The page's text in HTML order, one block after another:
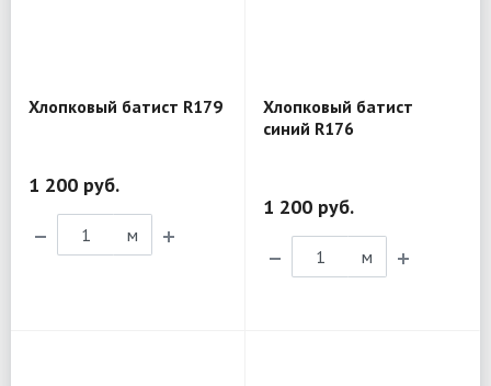
Хлопковый батист R179
1 200 руб.
м
Хлопковый батист
синий R176
1 200 руб.
м